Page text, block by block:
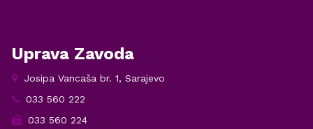
Uprava Zavoda
Josipa Vancaša br. 1, Sarajevo
033 560 222
033 560 224